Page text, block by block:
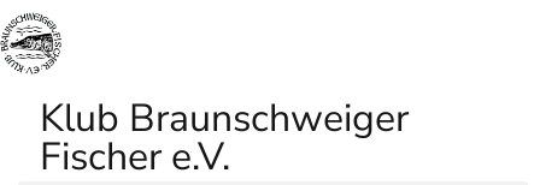
Klub Braunschweiger
Fischer e.V.
DEVArbeitsdienstkalenderV2